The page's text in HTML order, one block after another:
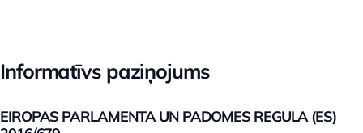
Informatīvs paziņojums
EIROPAS PARLAMENTA UN PADOMES REGULA (ES)